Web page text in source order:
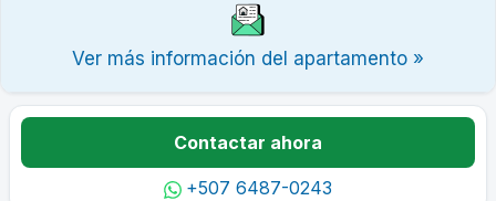
Ver más información del apartamento »
Contactar ahora
+507 6487-0243